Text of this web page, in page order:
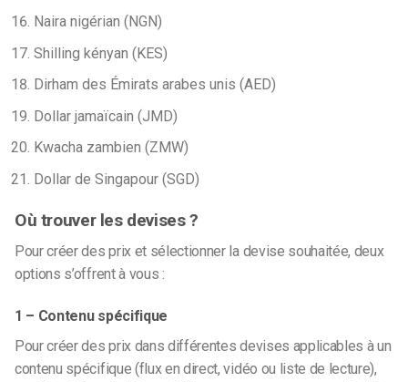
Naira nigérian (NGN)
Shilling kényan (KES)
Dirham des Émirats arabes unis (AED)
Dollar jamaïcain (JMD)
Kwacha zambien (ZMW)
Dollar de Singapour (SGD)
Où trouver les devises ?
Pour créer des prix et sélectionner la devise souhaitée, deux
options s’offrent à vous :
1 – Contenu spécifique
Pour créer des prix dans différentes devises applicables à un
contenu spécifique (flux en direct, vidéo ou liste de lecture),